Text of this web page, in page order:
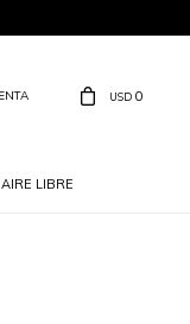
AIRE LIBRE
USD 0